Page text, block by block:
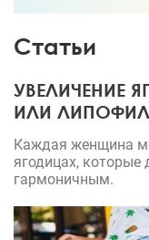
Статьи
УВЕЛИЧЕНИЕ
ИЛИ
Каждая женщина
ягодицах,
гармоничным.